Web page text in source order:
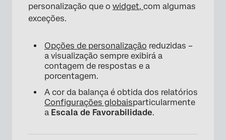
personalização que o widget, com algumas
exceções.
Opções de personalização reduzidas –
a visualização sempre exibirá a
contagem de respostas e a
porcentagem.
A cor da balança é obtida dos relatórios
Configurações globaisparticularmente
a Escala de Favorabilidade.